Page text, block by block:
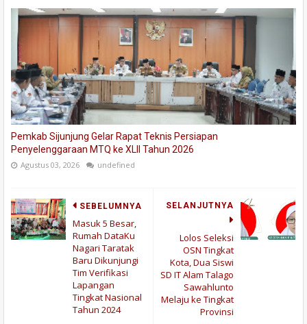
Pemkab Sijunjung Gelar Rapat Teknis Persiapan
Penyelenggaraan MTQ ke XLII Tahun 2026
Agustus 03, 2026 undefined
SELANJUTNYA
Lolos Seleksi
OSN Tingkat
Kota, Dua Siswi
SD IT Alam Talago
Sawahlunto
Melaju ke Tingkat
Provinsi
SEBELUMNYA
Masuk 5 Besar,
Rumah DataKu
Nagari Taratak
Baru Dikunjungi
Tim Verifikasi
Lapangan
Tingkat Nasional
Tahun 2024